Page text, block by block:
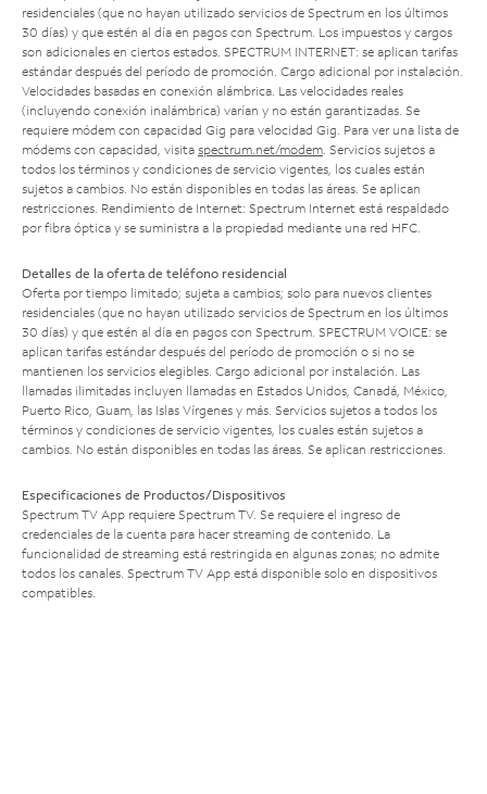
residenciales (que no hayan utilizado servicios de Spectrum en los últimos
30 días) y que estén al día en pagos con Spectrum. Los impuestos y cargos
son adicionales en ciertos estados. SPECTRUM INTERNET: se aplican tarifas
estándar después del período de promoción. Cargo adicional por instalación.
Velocidades basadas en conexión alámbrica. Las velocidades reales
(incluyendo conexión inalámbrica) varían y no están garantizadas. Se
requiere módem con capacidad Gig para velocidad Gig. Para ver una lista de
módems con capacidad, visita spectrum.net/modem. Servicios sujetos a
todos los términos y condiciones de servicio vigentes, los cuales están
sujetos a cambios. No están disponibles en todas las áreas. Se aplican
restricciones. Rendimiento de Internet: Spectrum Internet está respaldado
por fibra óptica y se suministra a la propiedad mediante una red HFC.
Detalles de la oferta de teléfono residencial
Oferta por tiempo limitado; sujeta a cambios; solo para nuevos clientes
residenciales (que no hayan utilizado servicios de Spectrum en los últimos
30 días) y que estén al día en pagos con Spectrum. SPECTRUM VOICE: se
aplican tarifas estándar después del período de promoción o si no se
mantienen los servicios elegibles. Cargo adicional por instalación. Las
llamadas ilimitadas incluyen llamadas en Estados Unidos, Canadá, México,
Puerto Rico, Guam, las Islas Vírgenes y más. Servicios sujetos a todos los
términos y condiciones de servicio vigentes, los cuales están sujetos a
cambios. No están disponibles en todas las áreas. Se aplican restricciones.
Especificaciones de Productos/Dispositivos
Spectrum TV App requiere Spectrum TV. Se requiere el ingreso de
credenciales de la cuenta para hacer streaming de contenido. La
funcionalidad de streaming está restringida en algunas zonas; no admite
todos los canales. Spectrum TV App está disponible solo en dispositivos
compatibles.